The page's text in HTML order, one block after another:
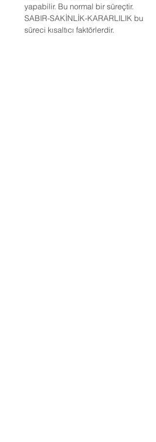
yapabilir. Bu normal bir süreçtir.
SABIR-SAKİNLİK-KARARLILIK bu
süreci kısaltıcı faktörlerdir.